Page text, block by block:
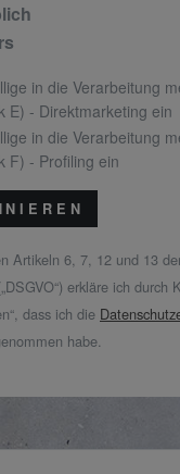
in die Verarbeitung
E) - Direktmarketing ein
in die Verarbeitung
F) - Profiling ein
Artikeln 6, 7, 12 und 13
erkläre ich durch
dass ich die
habe.